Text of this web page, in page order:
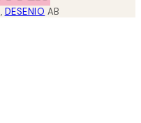
, DESENIO AB